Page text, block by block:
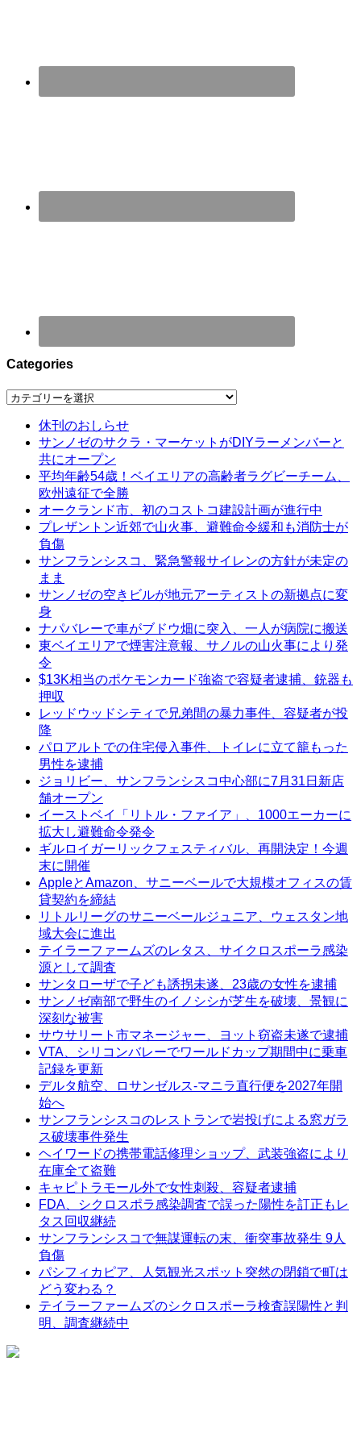
Categories
Categories
休刊のおしらせ
サンノゼのサクラ・マーケットがDIYラーメンバーと
共にオープン
平均年齢54歳！ベイエリアの高齢者ラグビーチーム、
欧州遠征で全勝
オークランド市、初のコストコ建設計画が進行中
プレザントン近郊で山火事、避難命令緩和も消防士が
負傷
サンフランシスコ、緊急警報サイレンの方針が未定の
まま
サンノゼの空きビルが地元アーティストの新拠点に変
身
ナパバレーで車がブドウ畑に突入、一人が病院に搬送
東ベイエリアで煙害注意報、サノルの山火事により発
令
$13K相当のポケモンカード強盗で容疑者逮捕、銃器も
押収
レッドウッドシティで兄弟間の暴力事件、容疑者が投
降
パロアルトでの住宅侵入事件、トイレに立て籠もった
男性を逮捕
ジョリビー、サンフランシスコ中心部に7月31日新店
舗オープン
イーストベイ「リトル・ファイア」、1000エーカーに
拡大し避難命令発令
ギルロイガーリックフェスティバル、再開決定！今週
末に開催
AppleとAmazon、サニーベールで大規模オフィスの賃
貸契約を締結
リトルリーグのサニーベールジュニア、ウェスタン地
域大会に進出
テイラーファームズのレタス、サイクロスポーラ感染
源として調査
サンタローザで子ども誘拐未遂、23歳の女性を逮捕
サンノゼ南部で野生のイノシシが芝生を破壊、景観に
深刻な被害
サウサリート市マネージャー、ヨット窃盗未遂で逮捕
VTA、シリコンバレーでワールドカップ期間中に乗車
記録を更新
デルタ航空、ロサンゼルス-マニラ直行便を2027年開
始へ
サンフランシスコのレストランで岩投げによる窓ガラ
ス破壊事件発生
ヘイワードの携帯電話修理ショップ、武装強盗により
在庫全て盗難
キャピトラモール外で女性刺殺、容疑者逮捕
FDA、シクロスポラ感染調査で誤った陽性を訂正もレ
タス回収継続
サンフランシスコで無謀運転の末、衝突事故発生 9人
負傷
パシフィカピア、人気観光スポット突然の閉鎖で町は
どう変わる？
テイラーファームズのシクロスポーラ検査誤陽性と判
明、調査継続中